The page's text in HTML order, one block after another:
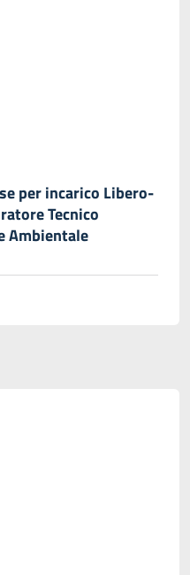
per incarico Libero-
Tecnico
Ambientale